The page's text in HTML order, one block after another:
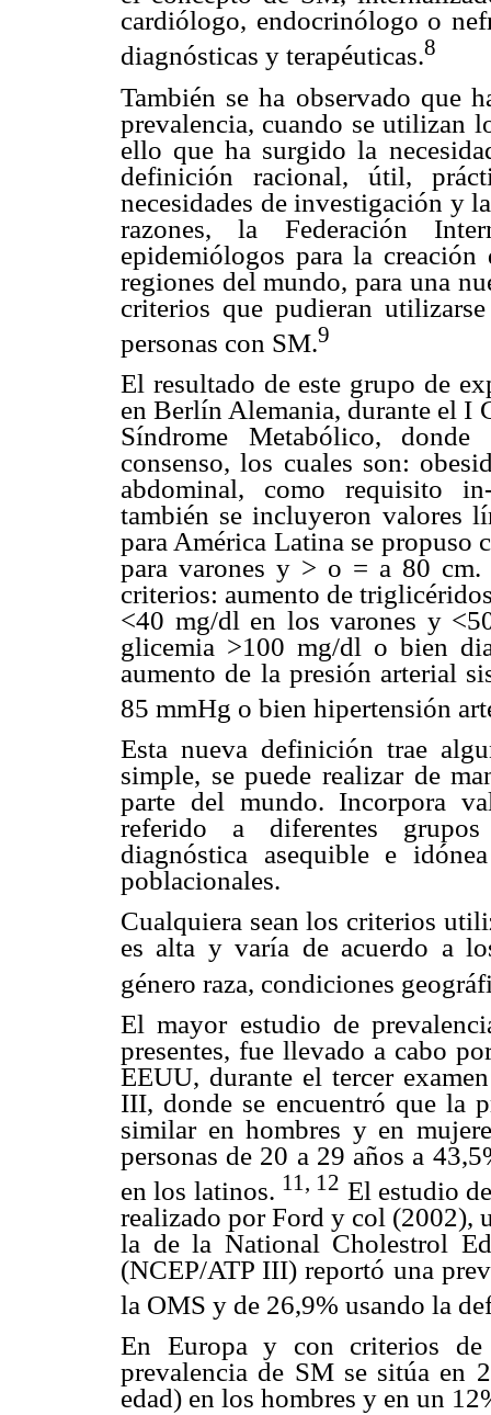
cardiólogo, endocrinólogo o
diagnósticas y terapéuticas.8
También se ha observado que
prevalencia, cuando se utilizan
ello que ha surgido la
definición racional, útil,
necesidades de investigación y
razones, la Federación
epidemiólogos para la
regiones del mundo, para una
criterios que pudieran
personas con SM.9
El resultado de este grupo de
en Berlín Alemania, durante el I
Síndrome Metabólico,
consenso, los cuales son:
abdominal, como requisito
también se incluyeron valores
para América Latina se propuso
para varones y > o = a 80 cm.
criterios: aumento de
<40 mg/dl en los varones y
glicemia >100 mg/dl o bien
aumento de la presión arterial
85 mmHg o bien hipertensión
Esta nueva definición trae
simple, se puede realizar de
parte del mundo. Incorpora
referido a diferentes
diagnóstica asequible e
poblacionales.
Cualquiera sean los criterios
es alta y varía de acuerdo a
género raza, condiciones
El mayor estudio de
presentes, fue llevado a cabo
EEUU, durante el tercer
III, donde se encuentró que la
similar en hombres y en
personas de 20 a 29 años a
en los latinos. 11, 12 El estudio
realizado por Ford y col (2002),
la de la National Cholestrol
(NCEP/ATP III) reportó una
la OMS y de 26,9% usando la
En Europa y con criterios
prevalencia de SM se sitúa en
edad) en los hombres y en un